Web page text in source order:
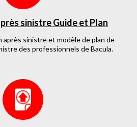
sinistre Guide et Plan
sinistre et modèle de plan de
des professionnels de Bacula.